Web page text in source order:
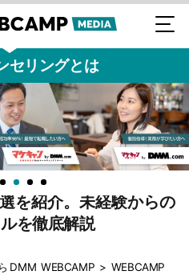
セリングとは
を紹介。未経験からの
を徹底解説
DMM WEBCAMP > WEBCAMP